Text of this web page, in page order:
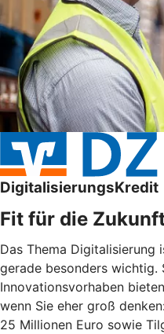
DigitalisierungsKredit
Fit für die
Das Thema Digitalisierung
gerade besonders wichtig.
Innovationsvorhaben
wenn Sie eher groß
25 Millionen Euro sowie